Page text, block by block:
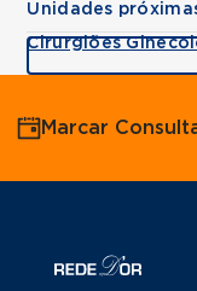
Unidades
Cirurgiões
Marcar